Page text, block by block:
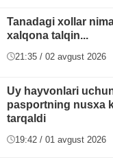
Tanadagi xollar
xalqona talqin...
21:35 / 02 avgust 2026
Uy hayvonlari
pasportning nusxa
tarqaldi
19:42 / 01 avgust 2026